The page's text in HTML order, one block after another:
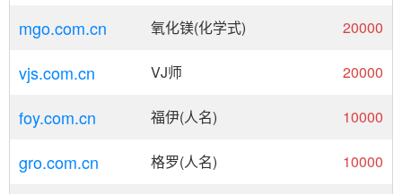
mgo.com.cn 氧化镁(化学式) 20000
vjs.com.cn VJ师 20000
foy.com.cn 福伊(人名) 10000
gro.com.cn 格罗(人名) 10000